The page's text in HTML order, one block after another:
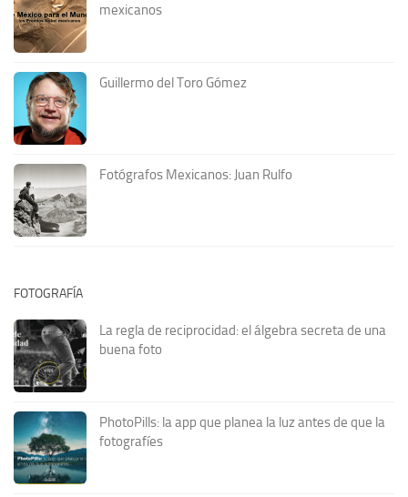
mexicanos
Guillermo del Toro Gómez
Fotógrafos Mexicanos: Juan Rulfo
FOTOGRAFÍA
La regla de reciprocidad: el álgebra secreta de una
buena foto
PhotoPills: la app que planea la luz antes de que la
fotografíes